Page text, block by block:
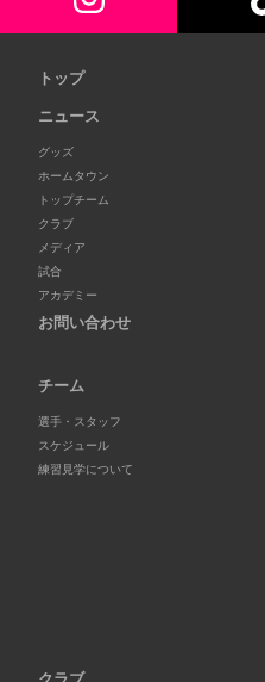
トップ
ニュース
グッズ
ホームタウン
トップチーム
クラブ
メディア
試合
アカデミー
お問い合わせ
チーム
選手・スタッフ
スケジュール
練習見学について